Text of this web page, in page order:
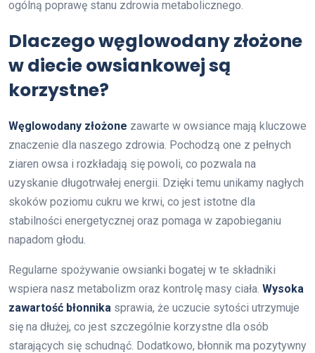
ogólną poprawę stanu zdrowia metabolicznego.
Dlaczego węglowodany złożone
w diecie owsiankowej są
korzystne?
Węglowodany złożone zawarte w owsiance mają kluczowe
znaczenie dla naszego zdrowia. Pochodzą one z pełnych
ziaren owsa i rozkładają się powoli, co pozwala na
uzyskanie długotrwałej energii. Dzięki temu unikamy nagłych
skoków poziomu cukru we krwi, co jest istotne dla
stabilności energetycznej oraz pomaga w zapobieganiu
napadom głodu.
Regularne spożywanie owsianki bogatej w te składniki
wspiera nasz metabolizm oraz kontrolę masy ciała. Wysoka
zawartość błonnika sprawia, że uczucie sytości utrzymuje
się na dłużej, co jest szczególnie korzystne dla osób
starających się schudnąć. Dodatkowo, błonnik ma pozytywny